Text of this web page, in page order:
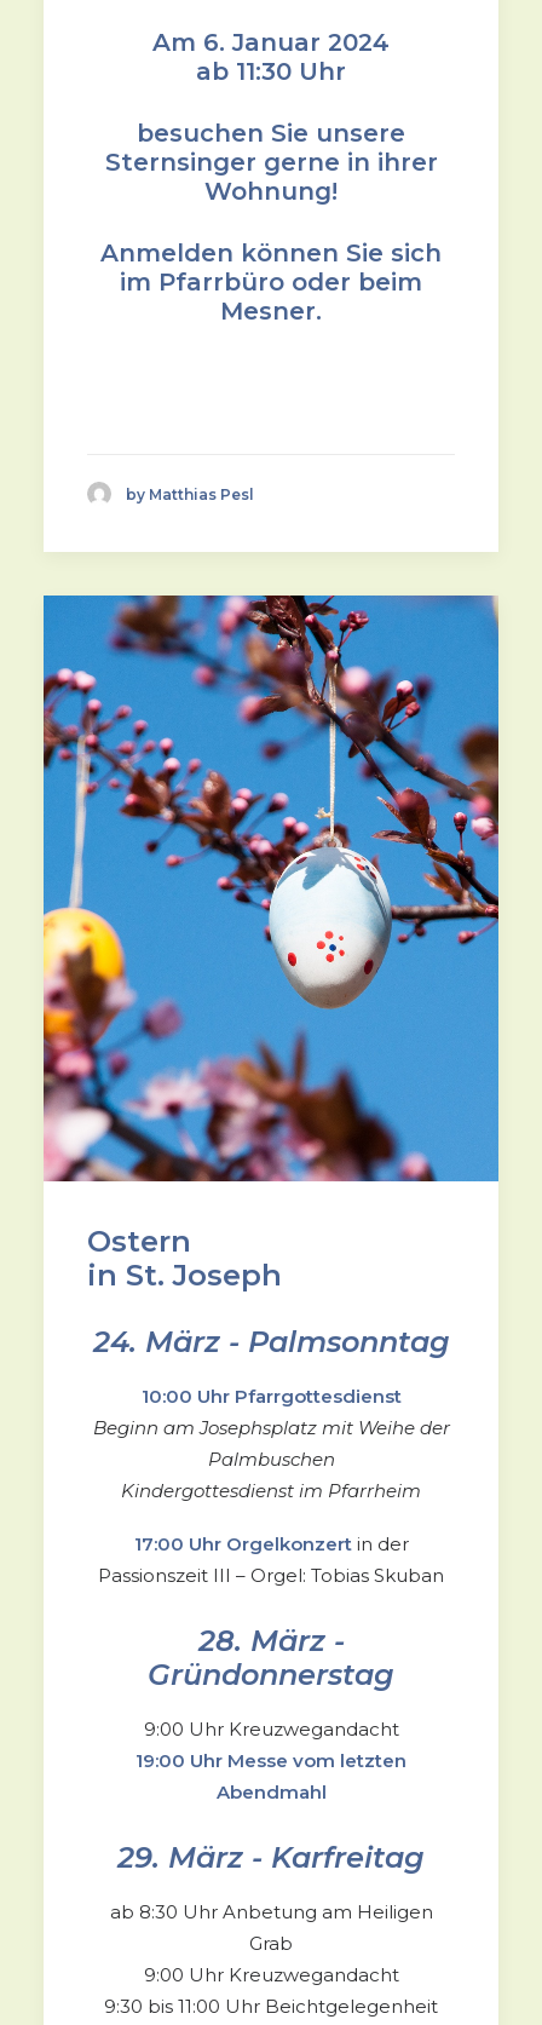
Am 6. Januar 2024
ab 11:30 Uhr
besuchen Sie unsere
Sternsinger gerne in ihrer
Wohnung!
Anmelden können Sie sich
im Pfarrbüro oder beim
Mesner.
by Matthias Pesl
Ostern
in St. Joseph
24. März - Palmsonntag
10:00 Uhr Pfarrgottesdienst
Beginn am Josephsplatz mit Weihe der
Palmbuschen
Kindergottesdienst im Pfarrheim
17:00 Uhr Orgelkonzertin der
Passionszeit III – Orgel: Tobias Skuban
28. März -
Gründonnerstag
9:00 Uhr Kreuzwegandacht
19:00 Uhr Messe vom letzten
Abendmahl
29. März - Karfreitag
ab 8:30 Uhr Anbetung am Heiligen
Grab
9:00 Uhr Kreuzwegandacht
9:30 bis 11:00 Uhr Beichtgelegenheit